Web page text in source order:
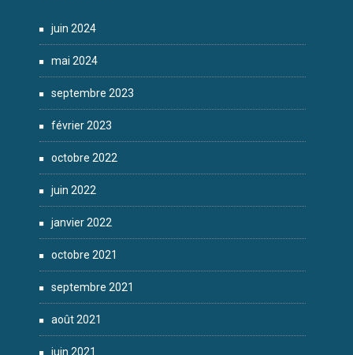
juin 2024
mai 2024
septembre 2023
février 2023
octobre 2022
juin 2022
janvier 2022
octobre 2021
septembre 2021
août 2021
juin 2021